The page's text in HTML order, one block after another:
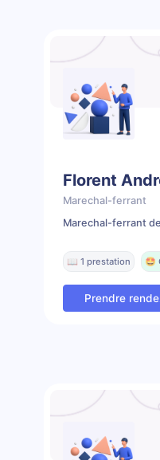
Florent
Marechal-ferrant
Marechal-ferrant
📖 1 prestation 🤩
Prendre